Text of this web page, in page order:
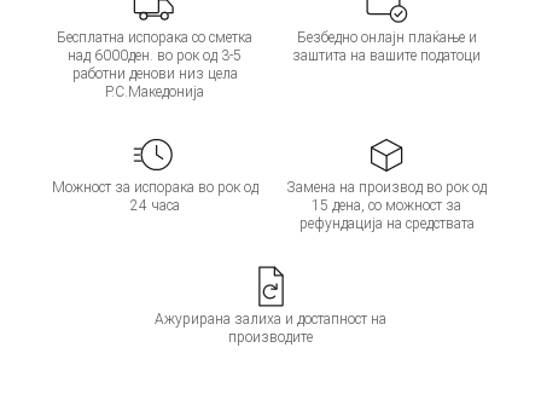
Бесплатна испорака со сметка
над 6000ден. во рок од 3-5
работни денови низ цела
Р.С.Македонија
Безбедно онлајн плаќање и
заштита на вашите податоци
Можност за испорака во рок од
24 часа
Замена на производ во рок од
15 дена, со можност за
рефундација на средствата
Ажурирана залиха и достапност на
производите